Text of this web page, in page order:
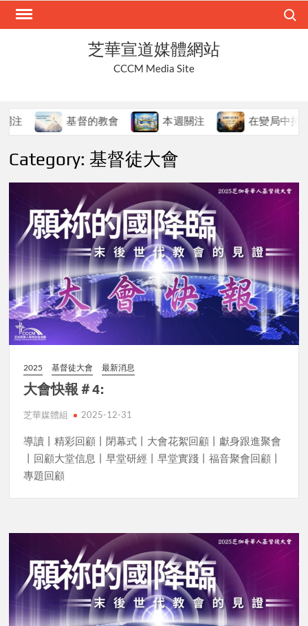
Skip
芝華宣道媒體網站
CCCM Media Site
基督的教會 本週關注 在變局中持守真道
Category: 基督徒大會
2025 基督徒大會 最新消息
大會快報＃4:
芝華媒體組 2025-12-31
導讀丨精彩回顧丨閉幕式丨大會花絮回顧丨獻身跟進聚會
丨回顧大堂信息丨早堂研經丨早堂實踐丨福音聚會回顧丨
專題回顧